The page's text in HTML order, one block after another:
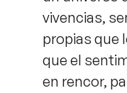
vivencias,
propias que
que el
en rencor,